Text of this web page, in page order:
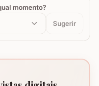
momento?
Sugerir